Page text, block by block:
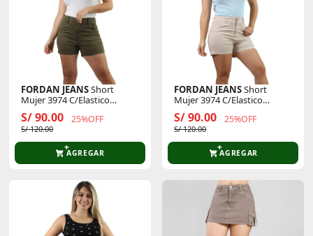
FORDAN JEANSShort
Mujer 3974 C/Elastico
Espaldar Y Bolsillo Parche
S/ 90.00 25%OFF
S/ 120.00
AGREGAR
FORDAN JEANSShort
Mujer 3974 C/Elastico
Espaldar Y Bolsillo Parche
S/ 90.00 25%OFF
S/ 120.00
AGREGAR